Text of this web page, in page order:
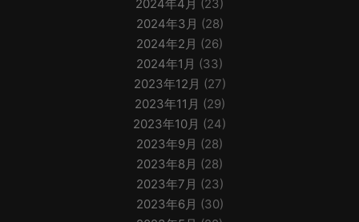
2024年4月 (23)
2024年3月 (28)
2024年2月 (26)
2024年1月 (33)
2023年12月 (27)
2023年11月 (29)
2023年10月 (24)
2023年9月 (28)
2023年8月 (28)
2023年7月 (23)
2023年6月 (30)